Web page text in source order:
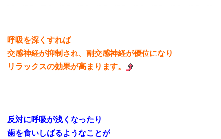
呼吸を深くすれば
交感神経が抑制され、副交感神経が優位になり
リラックスの効果が高まります。
反対に呼吸が浅くなったり
歯を食いしばるようなことが